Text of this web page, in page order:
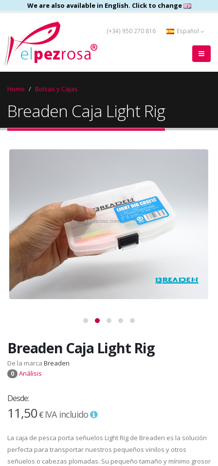
We are also available in English. Click to change
(+34) 950 270 816 Español
Home Bolsas y Cajas
Breaden Caja Light Rig
Breaden Caja Light Rig
De la marca Breaden
0 Análisis
Desde:
11,50€ IVA incluido
La caja de pesca porta señuelos Light Rig de Breaden es la solución
perfecta para transportar nuestros pequeños vinilos y otros
señuelos o cabezas plomadas. Su pequeño tamaño y mínimo grosor